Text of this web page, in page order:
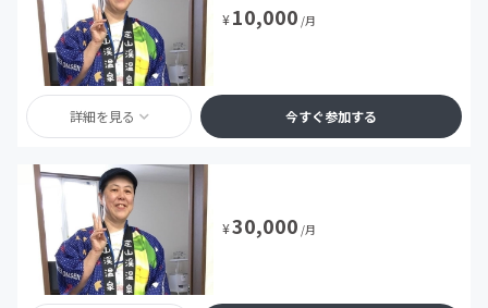
¥10,000 /月
詳細を見る 今すぐ参加する
¥30,000 /月